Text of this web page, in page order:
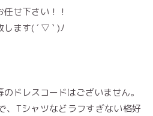
せ下さい！！
します( ´ ▽ ` )ﾉ
ドレスコードはございません。
、Tシャツなどラフすぎない格好